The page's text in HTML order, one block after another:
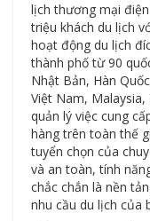
lịch thương mại
triệu khách du lịch
hoạt động du lịch
thành phố từ 90
Nhật Bản, Hàn
Việt Nam, Malaysia,
quản lý việc cung
hàng trên toàn thế
tuyển chọn của
và an toàn, tính
chắc chắn là nền
nhu cầu du lịch của